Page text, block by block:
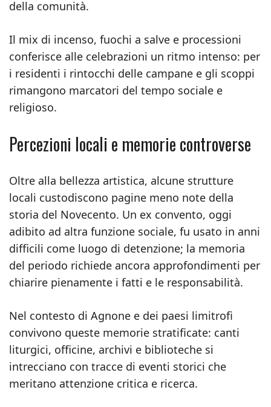
della comunità.
Il mix di incenso, fuochi a salve e processioni
conferisce alle celebrazioni un ritmo intenso: per
i residenti i rintocchi delle campane e gli scoppi
rimangono marcatori del tempo sociale e
religioso.
Percezioni locali e memorie controverse
Oltre alla bellezza artistica, alcune strutture
locali custodiscono pagine meno note della
storia del Novecento. Un ex convento, oggi
adibito ad altra funzione sociale, fu usato in anni
difficili come luogo di detenzione; la memoria
del periodo richiede ancora approfondimenti per
chiarire pienamente i fatti e le responsabilità.
Nel contesto di Agnone e dei paesi limitrofi
convivono queste memorie stratificate: canti
liturgici, officine, archivi e biblioteche si
intrecciano con tracce di eventi storici che
meritano attenzione critica e ricerca.